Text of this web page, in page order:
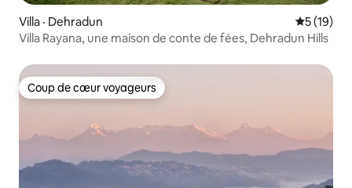
Villa · Dehradun Note
5 (19)
Villa Rayana, une maison de conte de fées, Dehradun Hills
Coup de cœur voyageurs
Coup de cœur voyageurs